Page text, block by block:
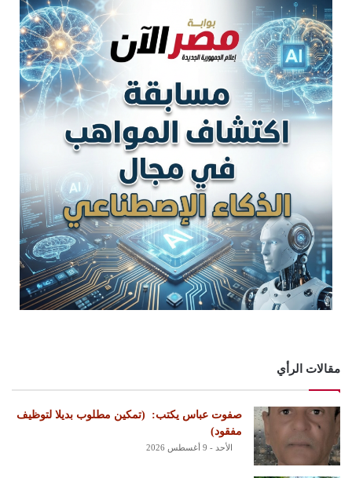
مقالات الرأي
‏صفوت عباس يكتب: ‏ ‏(تمكين مطلوب بديلا لتوظيف
مفقود)
الأحد - 9 أغسطس 2026